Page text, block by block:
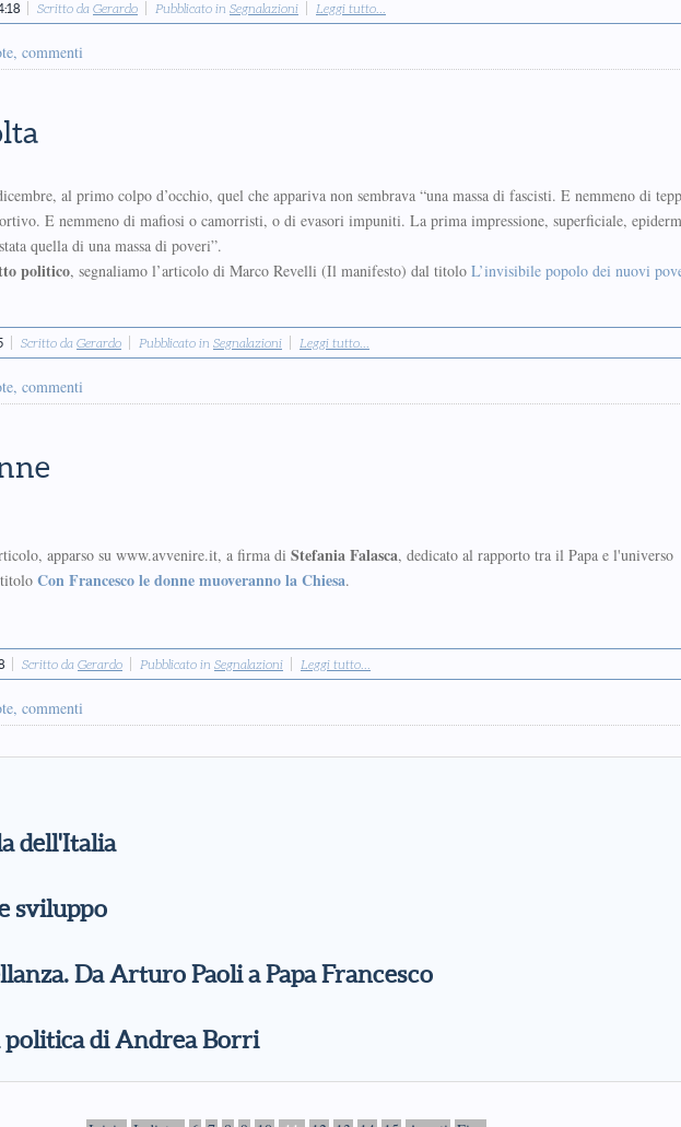
Scritto da Gerardo Pubblicato in Segnalazioni Leggi tutto...
commenti
al primo colpo d’occhio, quel che appariva non sembrava “una massa di fasci­sti. E nem­meno di
E nem­meno di mafiosi o camor­ri­sti, o di eva­sori impu­niti. La prima impres­sione, super­fi­ciale,
quella di una massa di poveri”.
politico, segnaliamo l’articolo di Marco Revelli (Il manifesto) dal titolo L’invisibile popolo dei nuovi
Scritto da Gerardo Pubblicato in Segnalazioni Leggi tutto...
commenti
apparso su www.avvenire.it, a firma di Stefania Falasca, dedicato al rapporto tra il Papa e l'universo
Con Francesco le donne muoveranno la Chiesa.
Scritto da Gerardo Pubblicato in Segnalazioni Leggi tutto...
commenti
dell'Italia
sviluppo
Da Arturo Paoli a Papa Francesco
politica di Andrea Borri